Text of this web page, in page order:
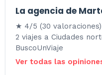
La agencia de
★ 4/5 (30 valoraciones)
2 viajes a Ciudades
BuscoUnViaje
Ver todas las